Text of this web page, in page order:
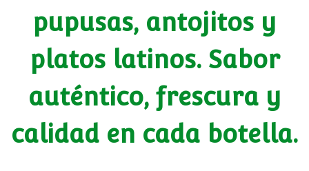
pupusas, antojitos y
platos latinos. Sabor
auténtico, frescura y
calidad en cada botella.